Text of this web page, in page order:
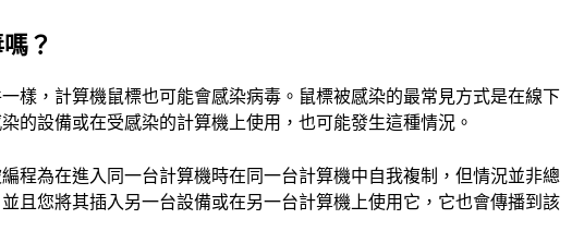
？
樣，計算機鼠標也可能會感染病毒。鼠標被感染的最常見方式是在線下
的設備或在受感染的計算機上使用，也可能發生這種情況。
程為在進入同一台計算機時在同一台計算機中自我複制，但情況並非總
且您將其插入另一台設備或在另一台計算機上使用它，它也會傳播到該